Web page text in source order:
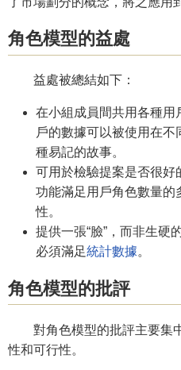
角色模型的益處
益處被總結如下：
在小組成員間共用各種用
戶的數據可以被使用在
種易記的故事。
可用於檢驗提案是否很好
功能滿足用戶角色數量的
性。
提供一張“臉”，而非生硬
必須滿足統計數據。
角色模型的批評
對角色模型的批評主要集
性和可行性。